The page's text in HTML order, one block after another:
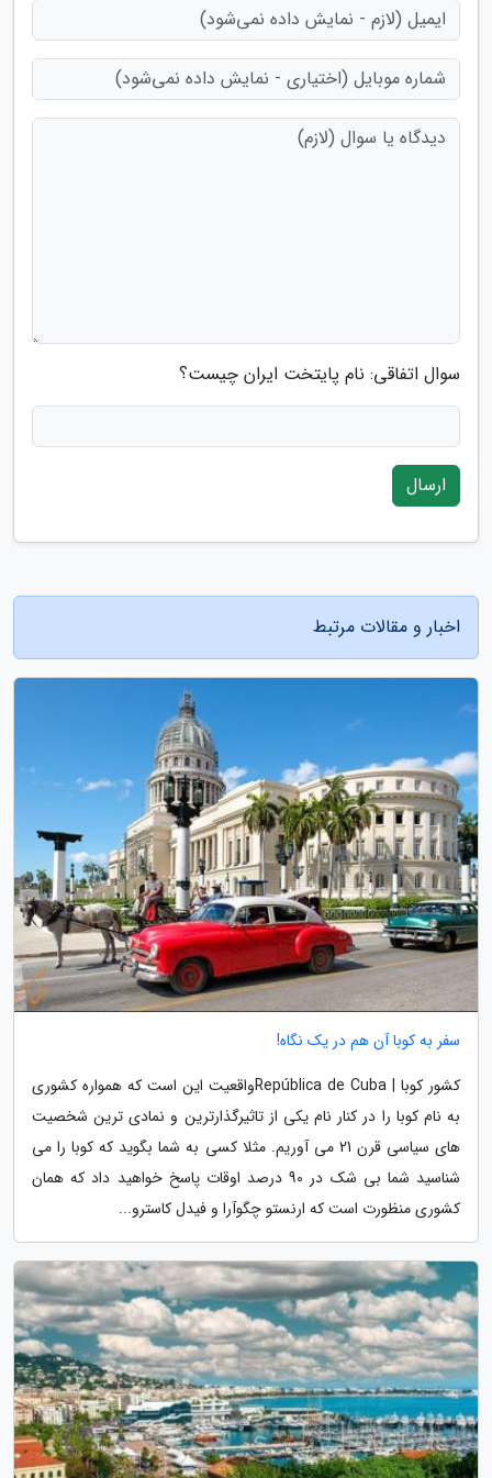
سوال اتفاقی: نام پایتخت ایران چیست؟
ارسال
اخبار و مقالات مرتبط
سفر به کوبا آن هم در یک نگاه!
کشور کوبا | República de Cubaواقعیت این است که همواره کشوری
به نام کوبا را در کنار نام یکی از تاثیرگذارترین و نمادی ترین شخصیت
های سیاسی قرن 21 می آوریم. مثلا کسی به شما بگوید که کوبا را می
شناسید شما بی شک در 90 درصد اوقات پاسخ خواهید داد که همان
کشوری منظورت است که ارنستو چگوآرا و فیدل کاسترو...